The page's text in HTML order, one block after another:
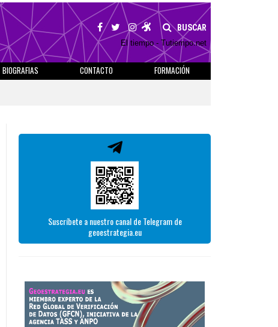
BUSCAR
El tiempo - Tutiempo.net
BIOGRAFIAS CONTACTO
FORMACIÓN
Suscríbete a nuestro canal de Telegram de
geoestrategia.eu